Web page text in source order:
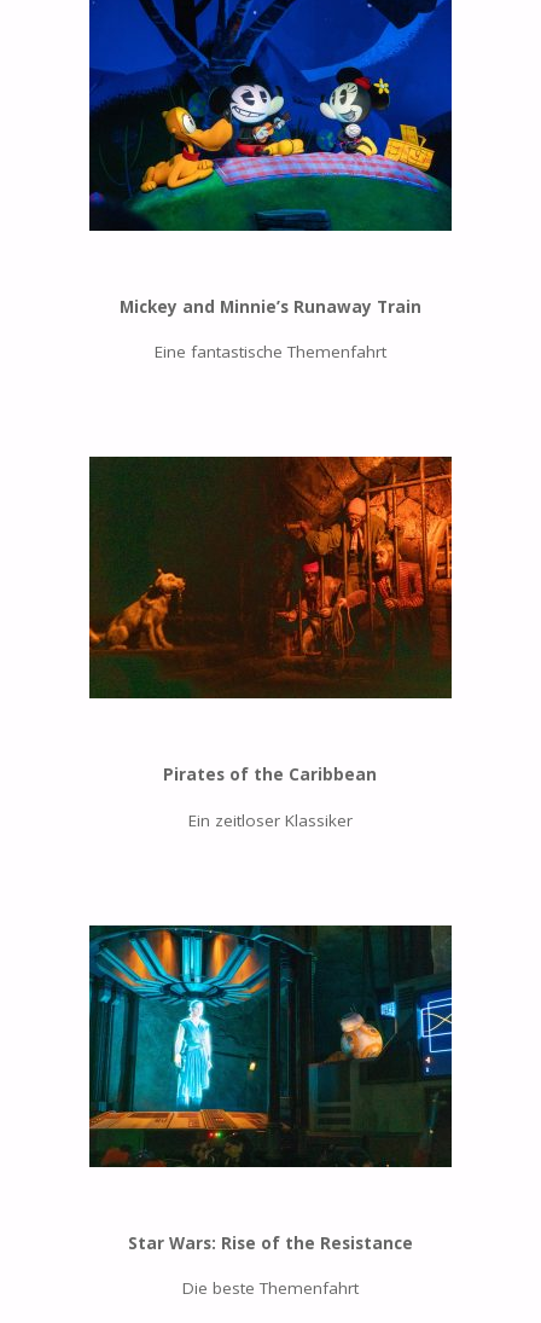
Mickey and Minnie’s Runaway Train
Eine fantastische Themenfahrt
Pirates of the Caribbean
Ein zeitloser Klassiker
Star Wars: Rise of the Resistance
Die beste Themenfahrt